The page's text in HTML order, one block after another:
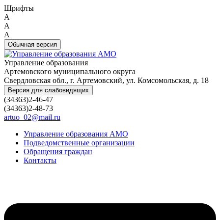
Шрифты
A
A
A
Обычная версия
Управление образования
Артемовского муниципального округа
Свердловская обл., г. Артемовский, ул. Комсомольская, д. 18
Версия для слабовидящих
(34363)2-46-47
(34363)2-48-73
artuo_02@mail.ru
Управление образования АМО
Подведомственные организации
Обращения граждан
Контакты